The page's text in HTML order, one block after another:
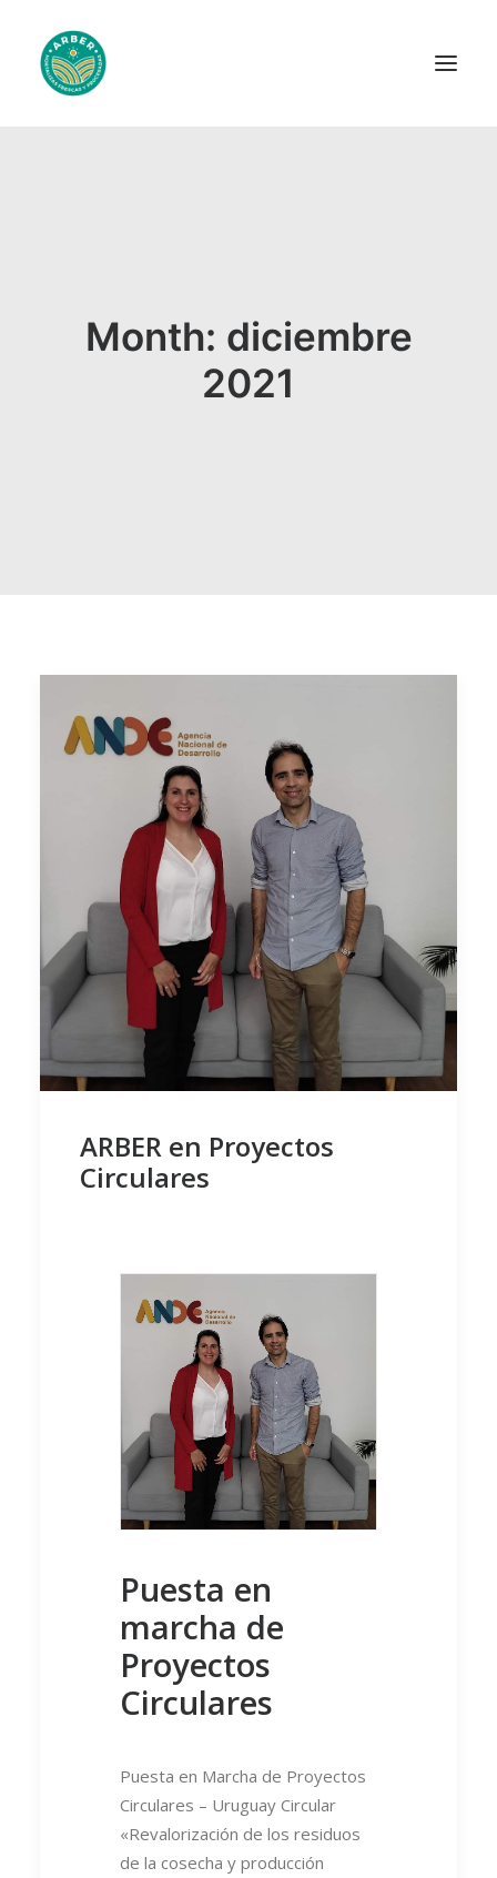
RecetasMonth: diciembre
2021
ARBER en Proyectos
Circulares
Puesta en
marcha de
Proyectos
Circulares
Puesta en Marcha de Proyectos
Circulares – Uruguay Circular
«Revalorización de los residuos
de la cosecha y producción